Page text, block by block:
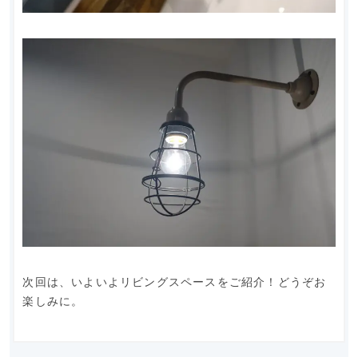
次回は、いよいよリビングスペースをご紹介！どうぞお
楽しみに。